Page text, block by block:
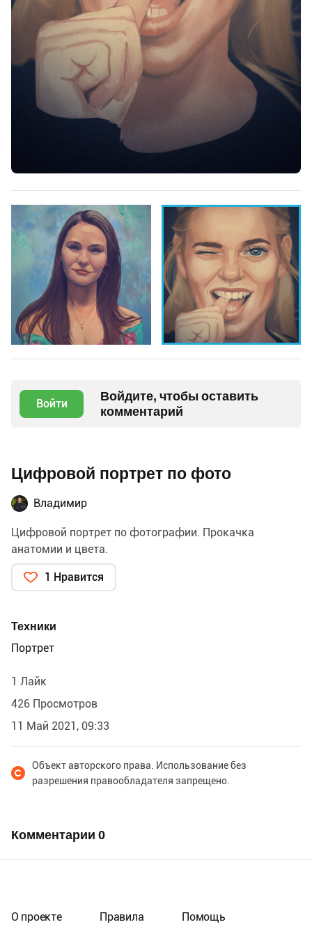
Войти
Войдите, чтобы оставить
комментарий
Цифровой портрет по фото
Владимир
Цифровой портрет по фотографии. Прокачка
анатомии и цвета.
1 Нравится
Техники
Портрет
1 Лайк
426 Просмотров
11 Май 2021, 09:33
Объект авторского права. Использование без
разрешения правообладателя запрещено.
Комментарии 0
О проекте Правила Помощь